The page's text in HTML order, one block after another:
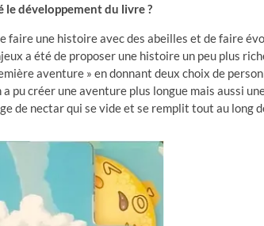
le développement du livre ?
faire une histoire avec des abeilles et de faire
a été de proposer une histoire un peu plus
aventure » en donnant deux choix de
pu créer une aventure plus longue mais aussi
de nectar qui se vide et se remplit tout au long